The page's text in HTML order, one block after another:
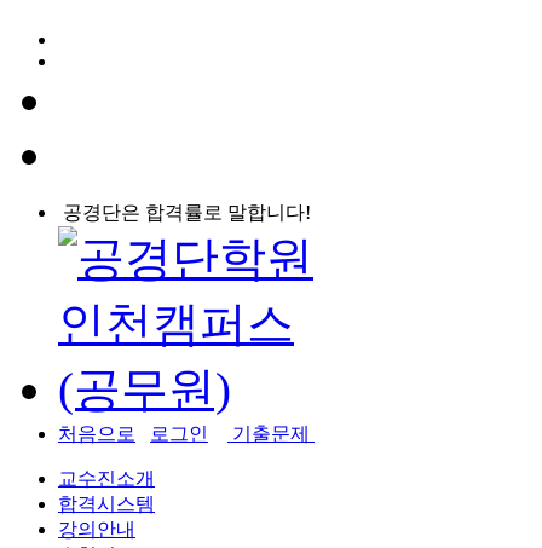
공경단은 합격률로 말합니다!
처음으로 로그인 기출문제
교수진소개
합격시스템
강의안내